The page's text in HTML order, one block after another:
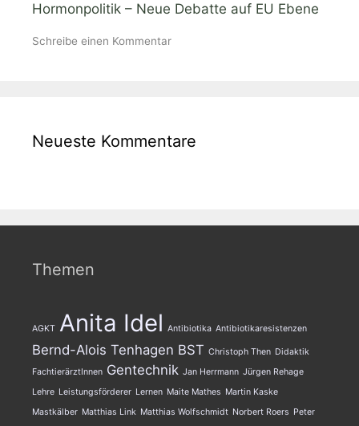
Hormonpolitik – Neue Debatte auf EU Ebene
Schreibe einen Kommentar
Neueste Kommentare
Themen
AGKT Anita Idel Antibiotika Antibiotikaresistenzen
Bernd-Alois Tenhagen BST Christoph Then Didaktik
FachtierärztInnen Gentechnik Jan Herrmann Jürgen Rehage
Lehre Leistungsförderer Lernen Maite Mathes Martin Kaske
Mastkälber Matthias Link Matthias Wolfschmidt Norbert Roers Peter